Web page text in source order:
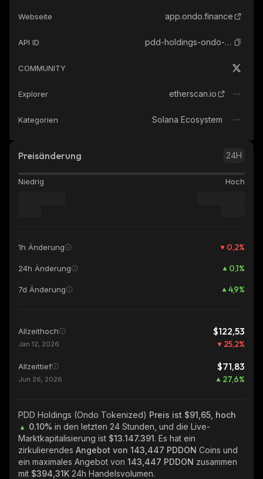
Webseite app.ondo.finance
API ID pdd-holdings-ondo-tokenized
COMMUNITY
Explorer etherscan.io
Kategorien Solana Ecosystem
Preisänderung 24H
Niedrig Hoch
1h Änderung 0,2%
24h Änderung 0,1%
7d Änderung 4,9%
Allzeithoch $122,53
Jan 12, 2026 25,2%
Allzeittief $71,83
Jun 26, 2026 27,6%
PDD Holdings (Ondo Tokenized) Preis ist $91,65, hoch
0.10% in den letzten 24 Stunden, und die Live-
Marktkapitalisierung ist $13.147.391. Es hat ein
zirkulierendes Angebot von 143,447 PDDON Coins und
ein maximales Angebot von 143,447 PDDON zusammen
mit $394,31K 24h Handelsvolumen.